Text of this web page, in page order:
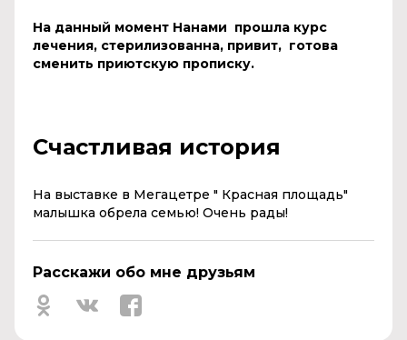
На данный момент Нанами прошла курс
лечения, стерилизованна, привит, готова
сменить приютскую прописку.
Счастливая история
На выставке в Мегацетре " Красная площадь"
малышка обрела семью! Очень рады!
Расскажи обо мне друзьям